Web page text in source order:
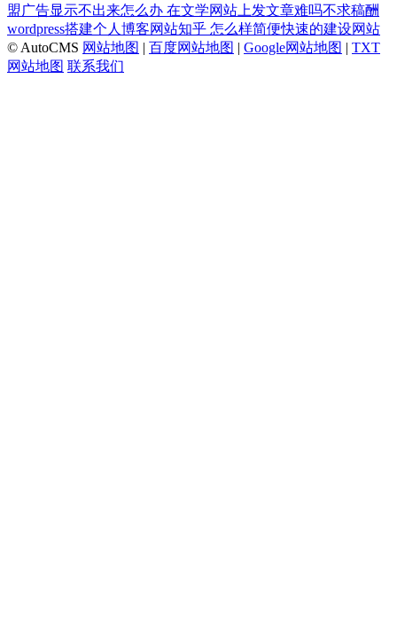
盟广告显示不出来怎么办 在文学网站上发文章难吗不求稿酬
wordpress搭建个人博客网站知乎 怎么样简便快速的建设网站
© AutoCMS 网站地图 | 百度网站地图 | Google网站地图 | TXT
网站地图 联系我们